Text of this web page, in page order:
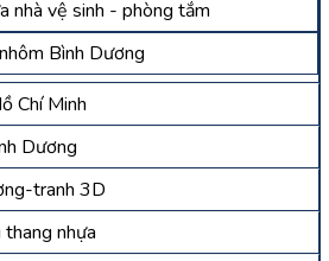
nhà vệ sinh - phòng tắm
Bình Dương
Chí Minh
Dương
tranh 3D
nhựa